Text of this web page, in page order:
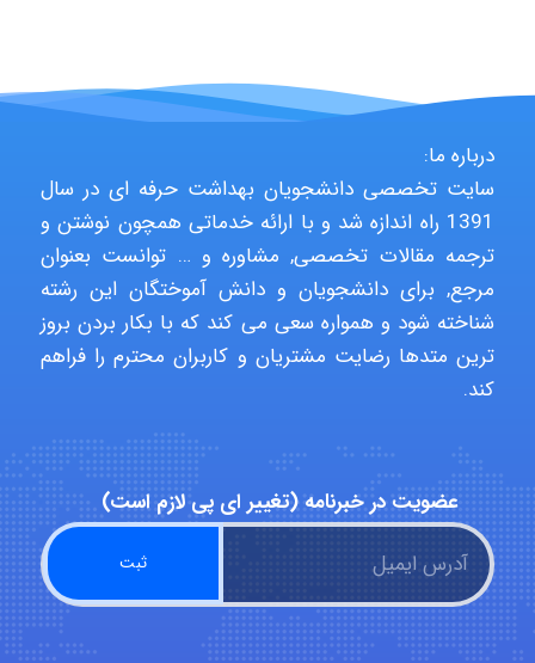
fahimeh sheibani
HaddadiMahsa
Niloofar
malekf
abolfazlkoshehe
درباره ما:
سایت تخصصی دانشجویان بهداشت حرفه ای در سال
1391 راه اندازه شد و با ارائه خدماتی همچون نوشتن و
ترجمه مقالات تخصصی, مشاوره و … توانست بعنوان
مرجع, برای دانشجویان و دانش آموختگان این رشته
شناخته شود و همواره سعی می کند که با بکار بردن بروز
ترین متدها رضایت مشتریان و کاربران محترم را فراهم
کند.
عضویت در خبرنامه (تغییر ای پی لازم است)